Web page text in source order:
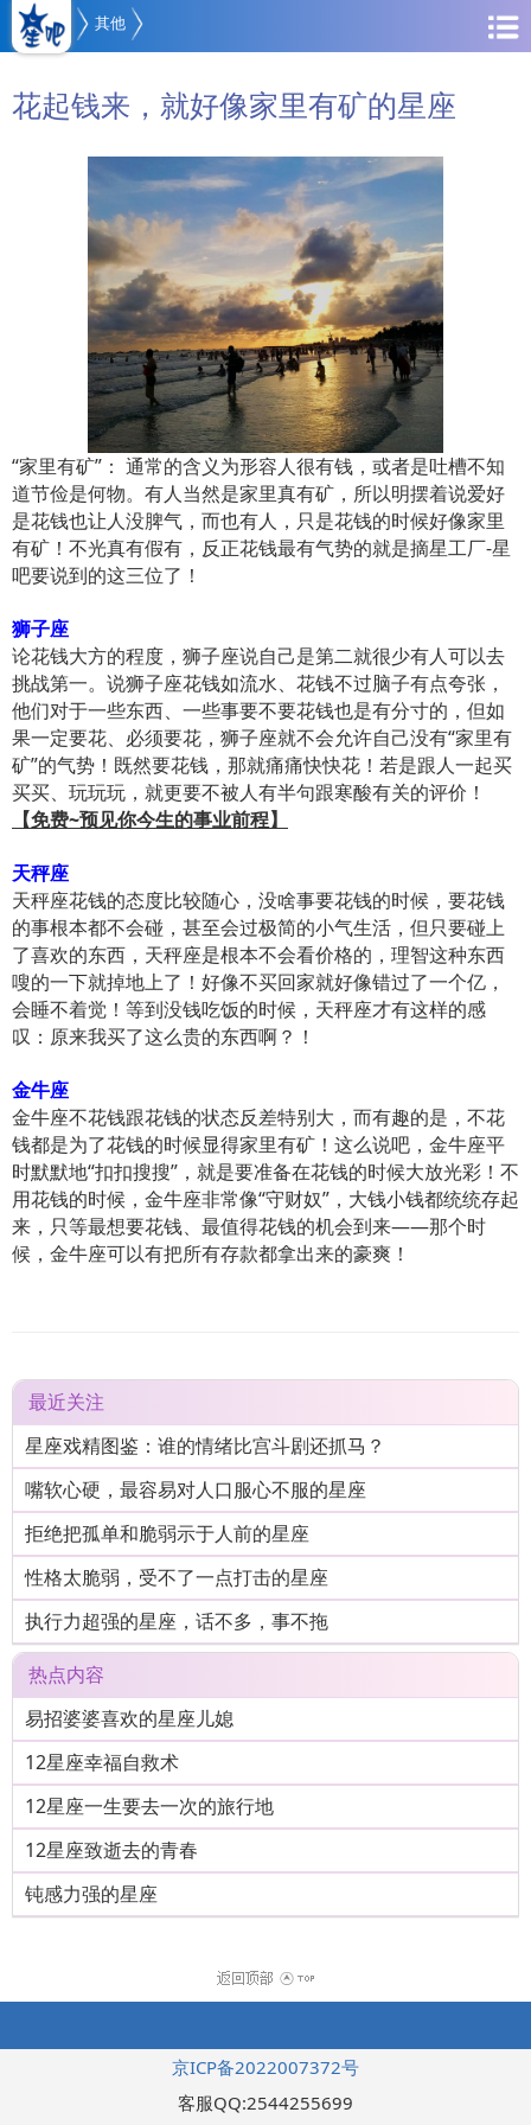
其他
花起钱来，就好像家里有矿的星座
“家里有矿”： 通常的含义为形容人很有钱，或者是吐槽不知
道节俭是何物。有人当然是家里真有矿，所以明摆着说爱好
是花钱也让人没脾气，而也有人，只是花钱的时候好像家里
有矿！不光真有假有，反正花钱最有气势的就是摘星工厂-星
吧要说到的这三位了！
狮子座
论花钱大方的程度，狮子座说自己是第二就很少有人可以去
挑战第一。说狮子座花钱如流水、花钱不过脑子有点夸张，
他们对于一些东西、一些事要不要花钱也是有分寸的，但如
果一定要花、必须要花，狮子座就不会允许自己没有“家里有
矿”的气势！既然要花钱，那就痛痛快快花！若是跟人一起买
买买、玩玩玩，就更要不被人有半句跟寒酸有关的评价！
【免费~预见你今生的事业前程】
天秤座
天秤座花钱的态度比较随心，没啥事要花钱的时候，要花钱
的事根本都不会碰，甚至会过极简的小气生活，但只要碰上
了喜欢的东西，天秤座是根本不会看价格的，理智这种东西
嗖的一下就掉地上了！好像不买回家就好像错过了一个亿，
会睡不着觉！等到没钱吃饭的时候，天秤座才有这样的感
叹：原来我买了这么贵的东西啊？！
金牛座
金牛座不花钱跟花钱的状态反差特别大，而有趣的是，不花
钱都是为了花钱的时候显得家里有矿！这么说吧，金牛座平
时默默地“扣扣搜搜”，就是要准备在花钱的时候大放光彩！不
用花钱的时候，金牛座非常像“守财奴”，大钱小钱都统统存起
来，只等最想要花钱、最值得花钱的机会到来——那个时
候，金牛座可以有把所有存款都拿出来的豪爽！
最近关注
星座戏精图鉴：谁的情绪比宫斗剧还抓马？
嘴软心硬，最容易对人口服心不服的星座
拒绝把孤单和脆弱示于人前的星座
性格太脆弱，受不了一点打击的星座
执行力超强的星座，话不多，事不拖
热点内容
易招婆婆喜欢的星座儿媳
12星座幸福自救术
12星座一生要去一次的旅行地
12星座致逝去的青春
钝感力强的星座
京ICP备2022007372号
客服QQ:2544255699